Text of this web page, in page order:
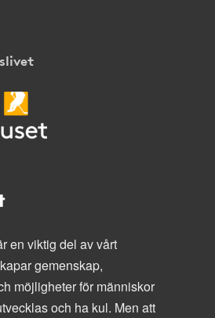
en viktig del av vårt
gemenskap,
möjligheter för människor
och ha kul. Men att